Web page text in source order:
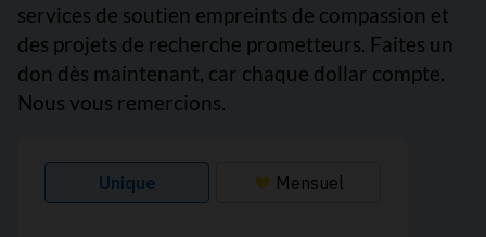
services de soutien empreints de compassion et
des projets de recherche prometteurs. Faites un
don dès maintenant, car chaque dollar compte.
Nous vous remercions.